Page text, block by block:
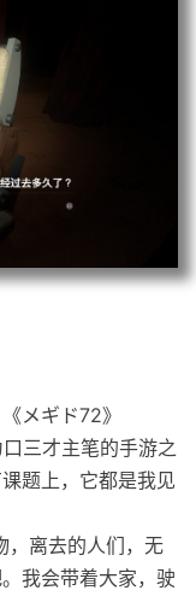
メギド72》
三才主笔的手游之
题上，它都是我见
，离去的人们，无
我会带着大家，驶